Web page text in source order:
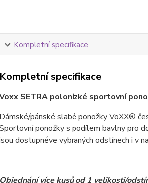
Kompletní specifikace
Kompletní specifikace
Voxx SETRA polonízké sportovní
Dámské/pánské slabé ponožky VoXX®
Sportovní ponožky s podílem bavlny pro
jsou dostupnéve vybraných odstínech i v
Objednání více kusů od 1 velikosti/